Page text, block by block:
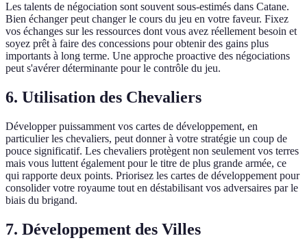
Les talents de négociation sont souvent sous-estimés dans Catane.
Bien échanger peut changer le cours du jeu en votre faveur. Fixez
vos échanges sur les ressources dont vous avez réellement besoin et
soyez prêt à faire des concessions pour obtenir des gains plus
importants à long terme. Une approche proactive des négociations
peut s'avérer déterminante pour le contrôle du jeu.
6. Utilisation des Chevaliers
Développer puissamment vos cartes de développement, en
particulier les chevaliers, peut donner à votre stratégie un coup de
pouce significatif. Les chevaliers protègent non seulement vos terres
mais vous luttent également pour le titre de plus grande armée, ce
qui rapporte deux points. Priorisez les cartes de développement pour
consolider votre royaume tout en déstabilisant vos adversaires par le
biais du brigand.
7. Développement des Villes